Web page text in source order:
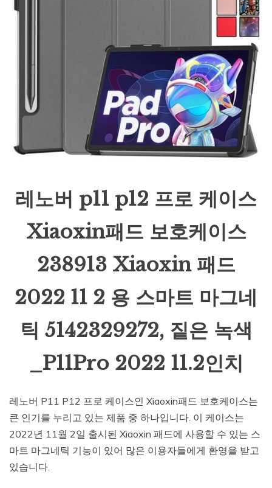
레노버 p11 p12 프로 케이스
Xiaoxin패드 보호케이스
238913 Xiaoxin 패드
2022 11 2 용 스마트 마그네
틱 5142329272, 짙은 녹색
_P11Pro 2022 11.2인치
레노버 P11 P12 프로 케이스인 Xiaoxin패드 보호케이스는
큰 인기를 누리고 있는 제품 중 하나입니다. 이 케이스는
2022년 11월 2일 출시된 Xiaoxin 패드에 사용할 수 있는 스
마트 마그네틱 기능이 있어 많은 이용자들에게 환영을 받고
있습니다.